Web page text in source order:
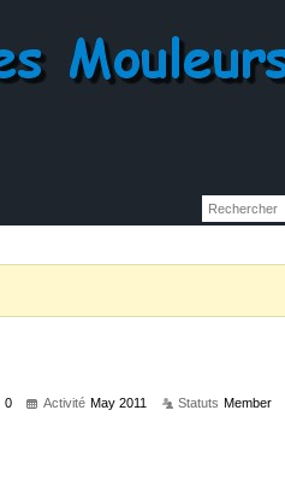
0 Activité May 2011 Statuts Member